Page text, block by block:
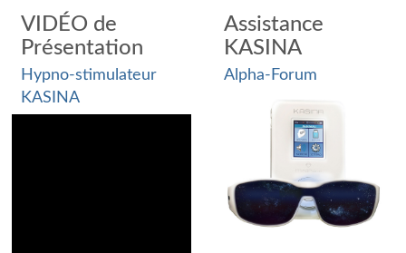
VIDÉO de
Présentation
Hypno-stimulateur
KASINA
Assistance
KASINA
Alpha-Forum